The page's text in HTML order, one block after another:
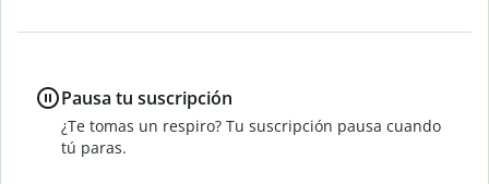
Pausa tu suscripción
¿Te tomas un respiro? Tu suscripción pausa cuando
tú paras.